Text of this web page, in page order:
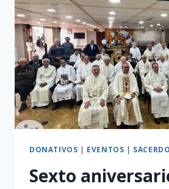
DONATIVOS | EVENTOS |
Sexto